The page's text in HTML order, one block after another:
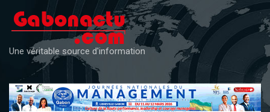
content
Une véritable source d'information